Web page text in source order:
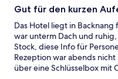
Gut für den kurzen
Das Hotel liegt in
war unterm Dach und
Stock, diese Info für
Rezeption war abends
über eine Schlüsselbox mit